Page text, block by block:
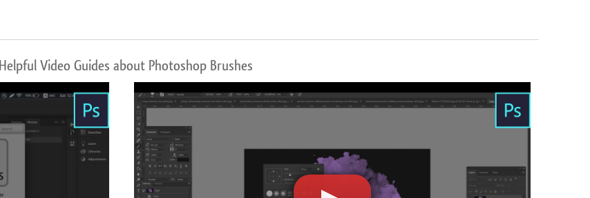
Helpful Video Guides about Photoshop Brushes